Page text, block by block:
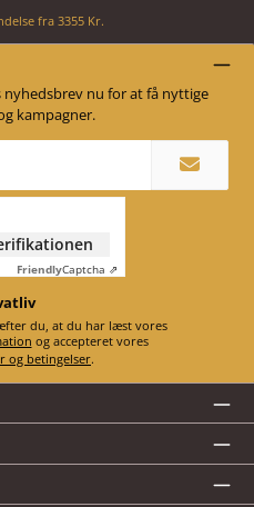
fra 3355 Kr.
nu for at få nyttige
kampagner.
FriendlyCaptcha ⇗
Ved at vælge Fortsæt bekræfter du, at du har læst vores
og accepteret vores
og betingelser.